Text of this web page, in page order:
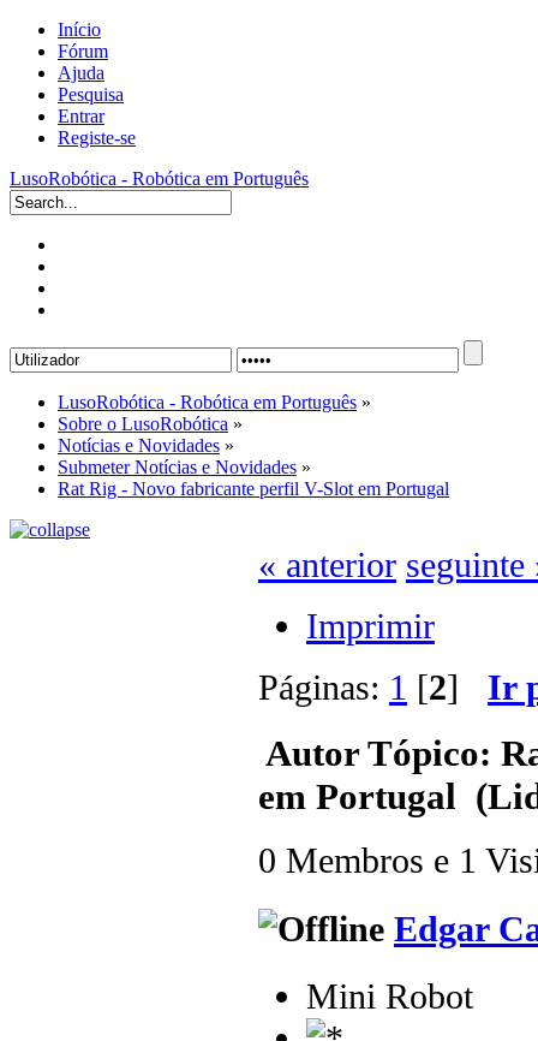
Início
Fórum
Ajuda
Pesquisa
Entrar
Registe-se
LusoRobótica - Robótica em Português
LusoRobótica - Robótica em Português »
Sobre o LusoRobótica »
Notícias e Novidades »
Submeter Notícias e Novidades »
Rat Rig - Novo fabricante perfil V-Slot em Portugal
« anterior seguinte
Imprimir
Páginas: 1 [2] Ir
AutorTópico:
em Portugal
0 Membros e 1
Edgar
Mini Robot